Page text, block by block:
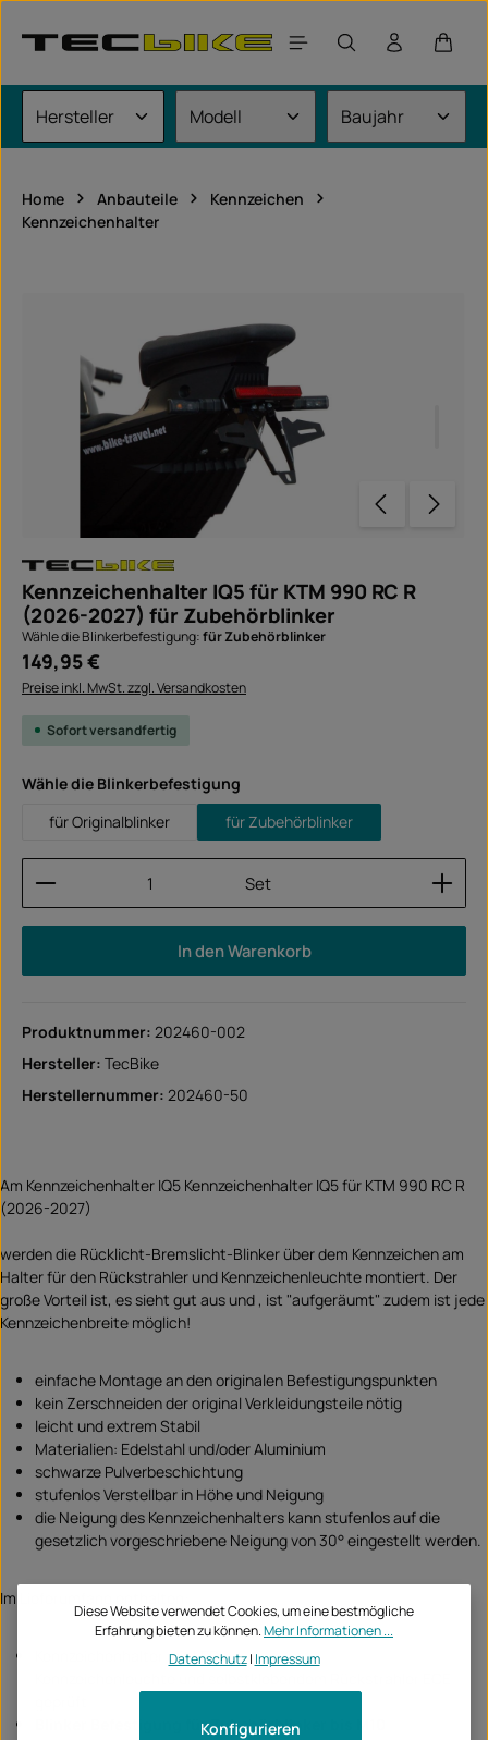
Home Anbauteile
Kennzeichen
Kennzeichenhalter
Kennzeichenhalter IQ5 für KTM 990 RC R
(2026-2027) für Zubehörblinker
Wähle die Blinkerbefestigung:für Zubehörblinker
Regulärer Preis:
149,95 €
Preise inkl. MwSt. zzgl. Versandkosten
Sofort versandfertig
Wähle die Blinkerbefestigung
für Originalblinker
für Zubehörblinker
Produkt Anzahl: Gib den gewünschten Wert ein
Set
In den Warenkorb
Produktnummer: 202460-002
Hersteller: TecBike
Herstellernummer: 202460-50
Am Kennzeichenhalter IQ5 Kennzeichenhalter IQ5 für KTM 990 RC R
(2026-2027)
werden die Rücklicht-Bremslicht-Blinker über dem Kennzeichen am
Halter für den Rückstrahler und Kennzeichenleuchte montiert. Der
große Vorteil ist, es sieht gut aus und , ist "aufgeräumt" zudem ist jede
Kennzeichenbreite möglich!
einfache Montage an den originalen Befestigungspunkten
kein Zerschneiden der original Verkleidungsteile nötig
leicht und extrem Stabil
Materialien: Edelstahl und/oder Aluminium
schwarze Pulverbeschichtung
stufenlos Verstellbar in Höhe und Neigung
die Neigung des Kennzeichenhalters kann stufenlos auf die
gesetzlich vorgeschriebene Neigung von 30° eingestellt werden.
Im Lieferumfang enthalten:
Kennzeichenhalter mit LED
Blinker Befestigung für Zubehörblinker bis M10
Diese Website verwendet Cookies, um eine bestmögliche
Erfahrung bieten zu können.Mehr Informationen ...
Datenschutz| Impressum
Konfigurieren